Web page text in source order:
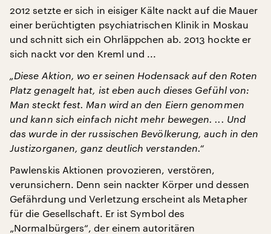
2012 setzte er sich in eisiger Kälte nackt auf die Mauer
einer berüchtigten psychiatrischen Klinik in Moskau
und schnitt sich ein Ohrläppchen ab. 2013 hockte er
sich nackt vor den Kreml und ...
„Diese Aktion, wo er seinen Hodensack auf den Roten
Platz genagelt hat, ist eben auch dieses Gefühl von:
Man steckt fest. Man wird an den Eiern genommen
und kann sich einfach nicht mehr bewegen. ... Und
das wurde in der russischen Bevölkerung, auch in den
Justizorganen, ganz deutlich verstanden.“
Pawlenskis Aktionen provozieren, verstören,
verunsichern. Denn sein nackter Körper und dessen
Gefährdung und Verletzung erscheint als Metapher
für die Gesellschaft. Er ist Symbol des
„Normalbürgers“, der einem autoritären